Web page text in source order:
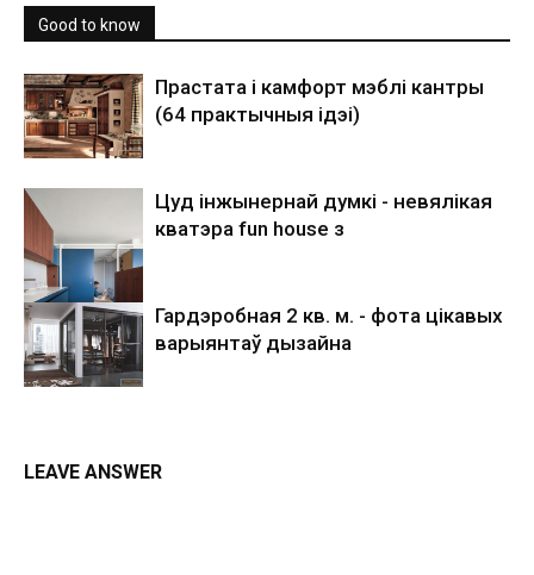
Good to know
Прастата і камфорт мэблі кантры
(64 практычныя ідэі)
Цуд інжынернай думкі - невялікая
кватэра fun house з
Гардэробная 2 кв. м. - фота цікавых
варыянтаў дызайна
LEAVE ANSWER